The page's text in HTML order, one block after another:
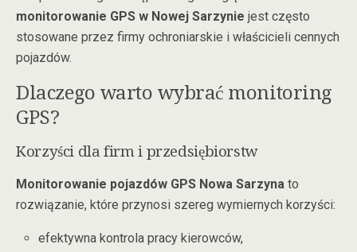
monitorowanie GPS w Nowej Sarzynie jest często
stosowane przez firmy ochroniarskie i właścicieli cennych
pojazdów.
Dlaczego warto wybrać monitoring
GPS?
Korzyści dla firm i przedsiębiorstw
Monitorowanie pojazdów GPS Nowa Sarzyna to
rozwiązanie, które przynosi szereg wymiernych korzyści:
efektywna kontrola pracy kierowców,